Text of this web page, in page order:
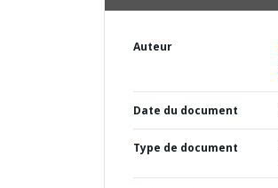
Auteur
Date du document
Type de document